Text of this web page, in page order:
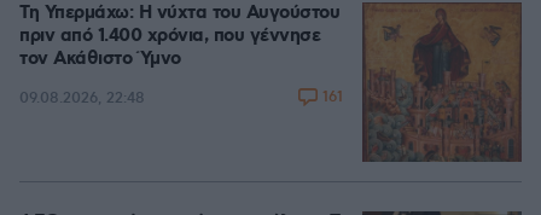
Τη Υπερμάχω: Η νύχτα του Αυγούστου
πριν από 1.400 χρόνια, που γέννησε
τον Ακάθιστο Ύμνο
09.08.2026, 22:48 161